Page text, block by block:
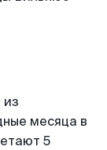
из
месяца в
5